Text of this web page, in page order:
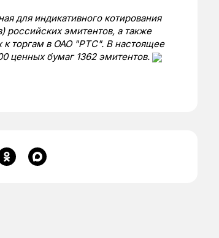
для индикативного котирования
российских эмитентов, а также
к торгам в ОАО "РТС". В настоящее
ценных бумаг 1362 эмитентов.